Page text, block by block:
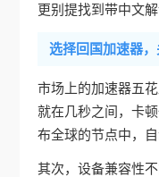
更别提找到带中文
选择回国加速器
市场上的加速器五
就在几秒之间，卡
布全球的节点中，
其次，设备兼容性